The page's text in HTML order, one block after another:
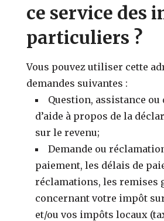
ce service des
particuliers ?
Vous pouvez utiliser cette
demandes suivantes :
Question, assistance ou
d’aide à propos de la
sur le revenu;
Demande ou
paiement, les délais de
réclamations, les remises
concernant votre impôt
et/ou vos impôts locaux